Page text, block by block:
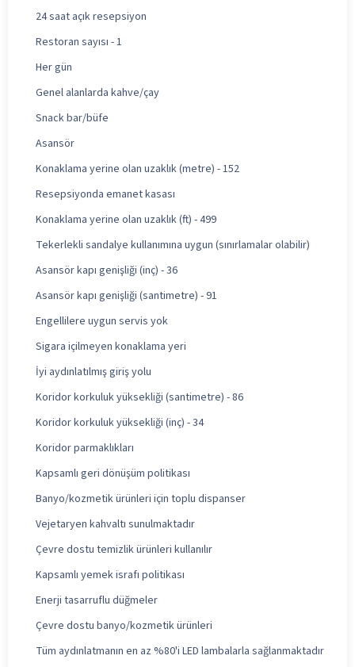
24 saat açık resepsiyon
Restoran sayısı - 1
Her gün
Genel alanlarda kahve/çay
Snack bar/büfe
Asansör
Konaklama yerine olan uzaklık (metre) - 152
Resepsiyonda emanet kasası
Konaklama yerine olan uzaklık (ft) - 499
Tekerlekli sandalye kullanımına uygun (sınırlamalar olabilir)
Asansör kapı genişliği (inç) - 36
Asansör kapı genişliği (santimetre) - 91
Engellilere uygun servis yok
Sigara içilmeyen konaklama yeri
İyi aydınlatılmış giriş yolu
Koridor korkuluk yüksekliği (santimetre) - 86
Koridor korkuluk yüksekliği (inç) - 34
Koridor parmaklıkları
Kapsamlı geri dönüşüm politikası
Banyo/kozmetik ürünleri için toplu dispanser
Vejetaryen kahvaltı sunulmaktadır
Çevre dostu temizlik ürünleri kullanılır
Kapsamlı yemek israfı politikası
Enerji tasarruflu düğmeler
Çevre dostu banyo/kozmetik ürünleri
Tüm aydınlatmanın en az %80'i LED lambalarla sağlanmaktadır